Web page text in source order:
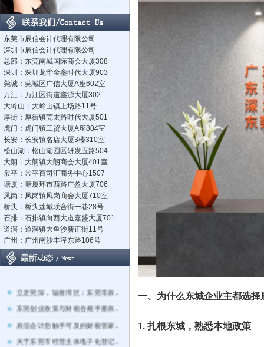
东莞市辰信会计代理有限公司
深圳市辰信会计代理有限公司
总部：东莞南城国际商会大厦308
深圳：深圳龙华金銮时代大厦903
莞城：莞城区广信大厦A座602室
万江：万江区街道鑫源大厦302
大岭山：大岭山镇上场路11号
厚街：厚街镇莞太路时代大厦501
虎门：虎门镇工贸大厦A座804室
长安：长安镇名店大厦3楼310室
松山湖：松山湖园区研发五路504
大朗：大朗镇大朗商会大厦401室
常平：常平百司汇商务中心1507
塘厦：塘厦环市西路广盈大厦706
凤岗：凤岗镇凤岗商会大厦710室
桥头：桥头莲城联合街一巷28号
石排：石排镇向西大道嘉盛大厦701
道滘：道滘镇大鱼沙新正街11号
广州：广州南沙丰泽东路106号
立足莞深，辐射湾区：东莞市辰..
东莞创业政策与财税合规手册辰..
辰信会计您触手可及的财税管家..
关于东莞市经营主体电子化登记..
一、为什么东城企业主都选择
1. 扎根东城，熟悉本地政策